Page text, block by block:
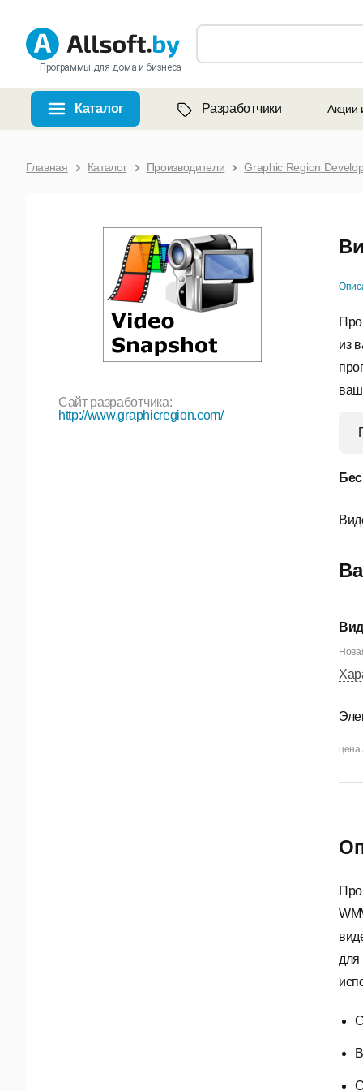
Программы для дома и бизнеса
Каталог Разработчики Акции
Главная Каталог Производители Graphic Region
Сайт разработчика:
http://www.graphicregion.com/
из
цена